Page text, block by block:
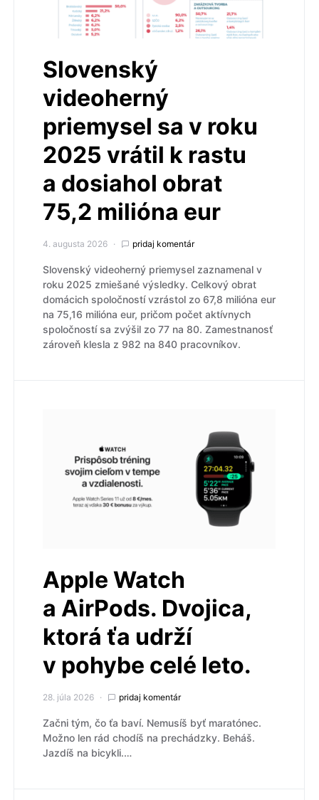
Slovenský
videoherný
priemysel sa v roku
2025 vrátil k rastu
a dosiahol obrat
75,2 milióna eur
4. augusta 2026 pridaj komentár
Slovenský videoherný priemysel zaznamenal v
roku 2025 zmiešané výsledky. Celkový obrat
domácich spoločností vzrástol zo 67,8 milióna eur
na 75,16 milióna eur, pričom počet aktívnych
spoločností sa zvýšil zo 77 na 80. Zamestnanosť
zároveň klesla z 982 na 840 pracovníkov.
Apple Watch
a AirPods. Dvojica,
ktorá ťa udrží
v pohybe celé leto.
28. júla 2026 pridaj komentár
Začni tým, čo ťa baví. Nemusíš byť maratónec.
Možno len rád chodíš na prechádzky. Beháš.
Jazdíš na bicykli.…